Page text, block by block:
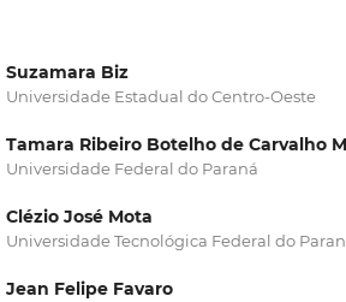
Suzamara Biz
Universidade Estadual do Centro-Oeste
Tamara Ribeiro Botelho de Carvalho
Universidade Federal do Paraná
Clézio José Mota
Universidade Tecnológica Federal do
Jean Felipe Favaro